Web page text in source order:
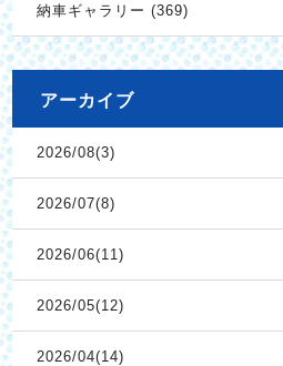
納車ギャラリー (369)
アーカイブ
2026/08(3)
2026/07(8)
2026/06(11)
2026/05(12)
2026/04(14)